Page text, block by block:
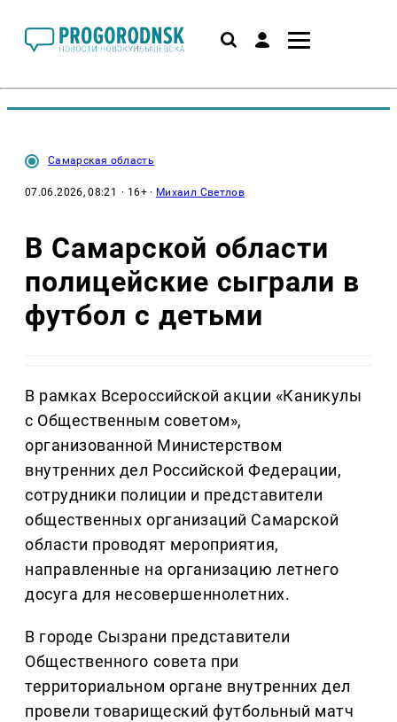
Самарская область
07.06.2026, 08:21 · 16+ · Михаил Светлов
В Самарской области
полицейские сыграли в
футбол с детьми
В рамках Всероссийской акции «Каникулы
с Общественным советом»,
организованной Министерством
внутренних дел Российской Федерации,
сотрудники полиции и представители
общественных организаций Самарской
области проводят мероприятия,
направленные на организацию летнего
досуга для несовершеннолетних.
В городе Сызрани представители
Общественного совета при
территориальном органе внутренних дел
провели товарищеский футбольный матч